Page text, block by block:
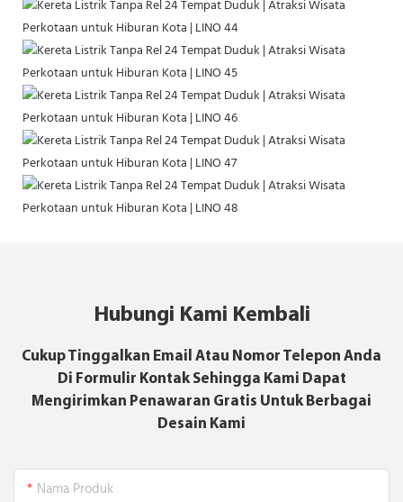
Hubungi Kami Kembali
Cukup Tinggalkan Email Atau Nomor Telepon Anda
Di Formulir Kontak Sehingga Kami Dapat
Mengirimkan Penawaran Gratis Untuk Berbagai
Desain Kami
Nama Produk